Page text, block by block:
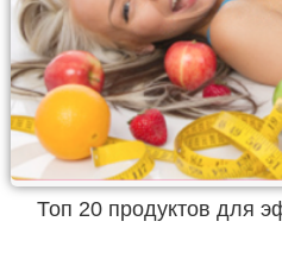
Топ 20 продуктов для